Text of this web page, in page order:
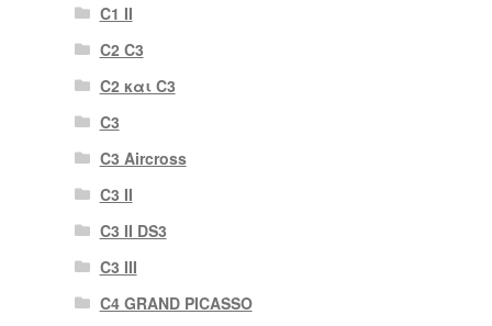
C1 II
C2 C3
C2 και C3
C3
C3 Aircross
C3 II
C3 II DS3
C3 III
C4 GRAND PICASSO